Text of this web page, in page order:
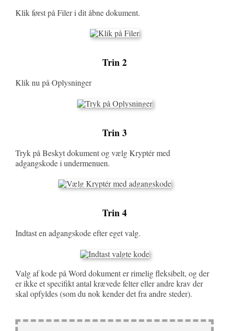
Klik først på Filer i dit åbne dokument.
Trin 2
Klik nu på Oplysninger
Trin 3
Tryk på Beskyt dokument og vælg Kryptér med
adgangskode i undermenuen.
Trin 4
Indtast en adgangskode efter eget valg.
Valg af kode på Word dokument er rimelig fleksibelt, og der
er ikke et specifikt antal krævede felter eller andre krav der
skal opfyldes (som du nok kender det fra andre steder).